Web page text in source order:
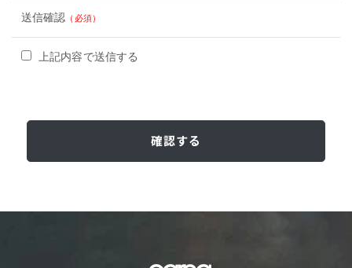
送信確認 （必須）
上記内容で送信する